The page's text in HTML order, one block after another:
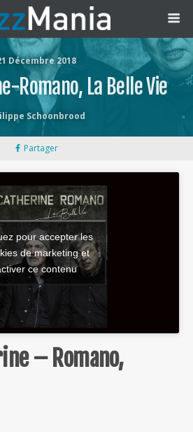
Décembre 2018
Romano, La Belle Vie
Schoonbrood
Partager
pour accepter les
de marketing et
ce contenu
– Romano,